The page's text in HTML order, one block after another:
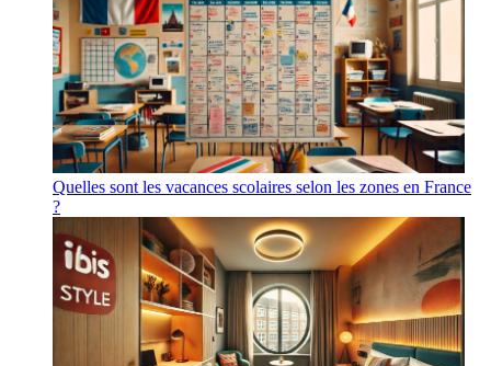
Quelles sont les vacances scolaires selon les zones en France
?